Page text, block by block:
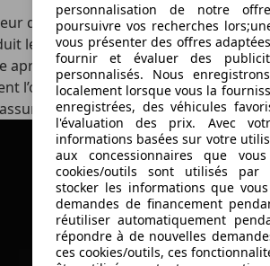
de revente
les collectionneurs et les amateurs
après 5 ans.
l’offre.
sa popularité.
personnalisation de notre
poursuivre vos recherches
vous présenter des offres
fournir et évaluer des
personnalisés. Nous
localement lorsque vous la
enregistrées, des véhicules
l'évaluation des prix. Avec
informations basées sur votre
aux concessionnaires que
cookies/outils sont utilisés par
stocker les informations que
demandes de financement
réutiliser automatiquement
répondre à de nouvelles
ces cookies/outils, ces